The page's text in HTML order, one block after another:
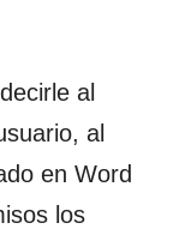
al
al
en Word
los